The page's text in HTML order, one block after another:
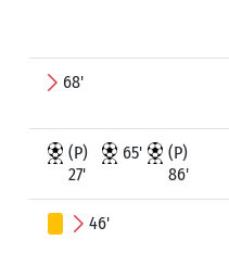
68'
(P)
27'
65'
(P)
86'
46'